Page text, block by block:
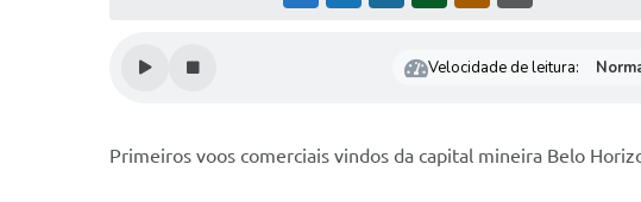
Velocidade de leitura:
Primeiros voos comerciais vindos da capital mineira Belo